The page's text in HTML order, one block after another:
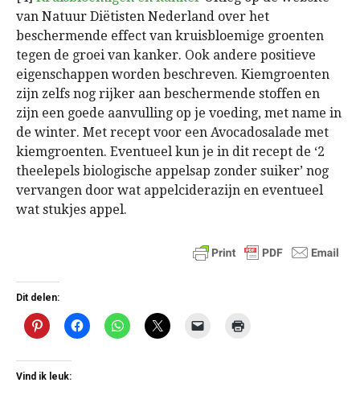
van Natuur Diëtisten Nederland over het
beschermende effect van kruisbloemige groenten
tegen de groei van kanker. Ook andere positieve
eigenschappen worden beschreven. Kiemgroenten
zijn zelfs nog rijker aan beschermende stoffen en
zijn een goede aanvulling op je voeding, met name in
de winter. Met recept voor een Avocadosalade met
kiemgroenten. Eventueel kun je in dit recept de ‘2
theelepels biologische appelsap zonder suiker’ nog
vervangen door wat appelciderazijn en eventueel
wat stukjes appel.
Dit delen:
Vind ik leuk: